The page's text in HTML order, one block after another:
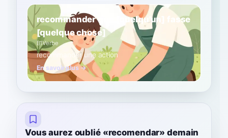
recommander que [quelqu'un] fasse
[quelque chose]
B1Verbe
recommander une action
En savoir plus →
Vous aurez oublié «recomendar» demain